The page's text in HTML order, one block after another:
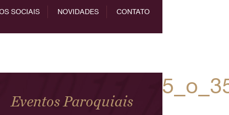
SOCIAIS NOVIDADES CONTATO
Eventos Paroquiais